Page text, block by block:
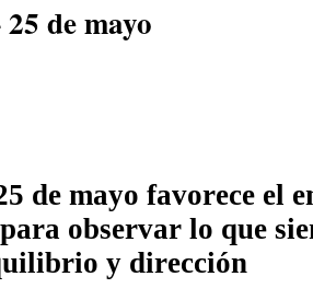
de mayo
de mayo favorece el
observar lo que
y dirección